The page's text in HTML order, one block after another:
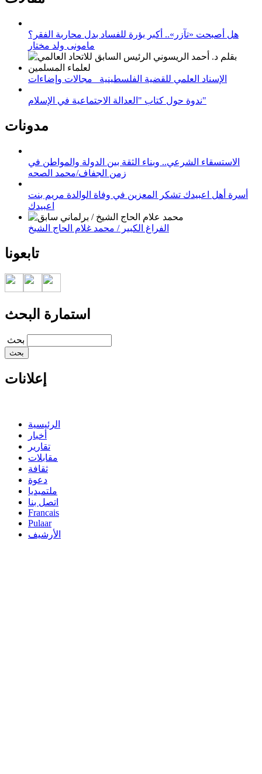
هل أصبحت «تآزر».. أكبر بؤرة للفساد بدل محاربة الفقر؟
مامونى ولد مختار
الإسناد العلمي للقضية الفلسطينية_ مجالات وإضاءات
ندوة حول كتاب "العدالة الاجتماعية في الإسلام"
مدونات
الاستسقاء الشرعي.. وبناء الثقة بين الدولة والمواطن في
زمن الجفاف/محمد الصحه
أسرة أهل اعبيدك تشكر المعزين في وفاة الوالدة مريم بنت
اعبيدك
الفراغ الكبير / محمد غلام الحاج الشيخ
تابعونا
استمارة البحث
‏بحث ‏
إعلانات
الرئيسية
أخبار
تقارير
مقابلات
ثقافة
دعوة
ملتميديا
اتصل بنا
Francais
Pulaar
الأرشيف